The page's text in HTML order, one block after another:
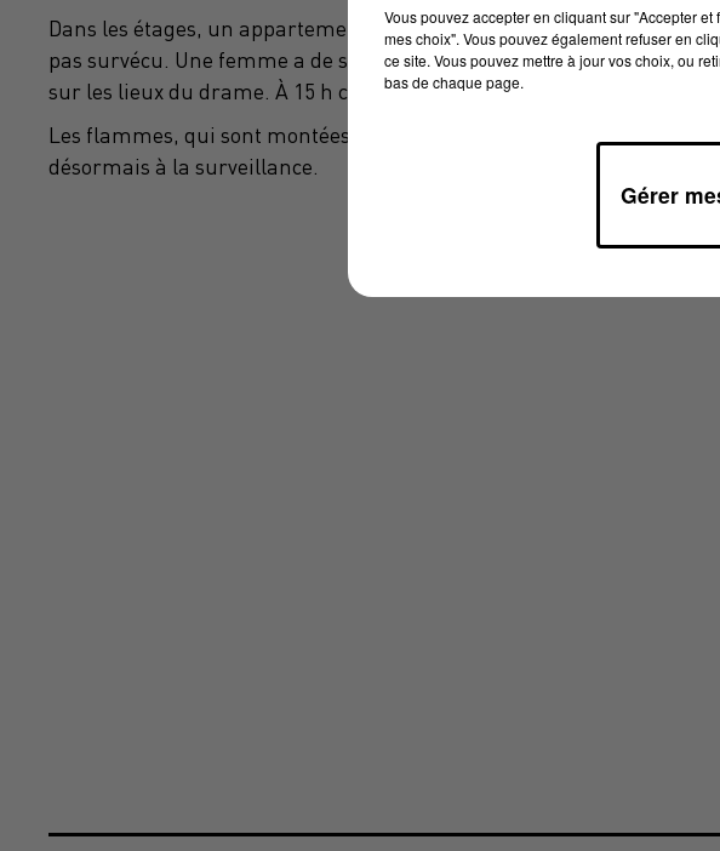
Dans les étages, un appartement de 60 m2 a été victime des
pas survécu. Une femme a de son côté été transportée à l’hôpital.
sur les lieux du drame. À 15 h ce jeudi, les enquêteurs de la police
Les flammes, qui sont montées à l’étage supérieur, ont été maîtrisées
désormais à la surveillance.
Vous pouvez accepter en cliquant sur "Accepter
mes choix". Vous pouvez également refuser en
ce site. Vous pouvez mettre à jour vos choix, ou
bas de chaque page.
Gérer